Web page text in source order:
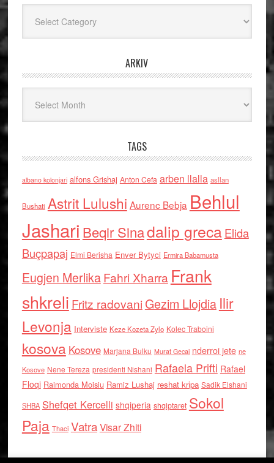
ARKIV
TAGS
albano kolonjari alfons Grishaj Anton Cefa arben llalla asllan
Bushati Astrit Lulushi Aurenc Bebja Behlul
Jashari Beqir Sinadalip grecaElida
Buçpapaj Elmi Berisha Enver Bytyci Ermira Babamusta
Eugjen MerlikaFahri Xharra Frank
shkreli Fritz radovaniGezim Llojdia Ilir
Levonja Interviste Keze Kozeta Zylo Kolec Traboini
kosova Kosove Marjana Bulku Murat Gecaj nderroi jete ne
Kosove Nene Tereza presidenti Nishani Rafaela Prifti Rafael
Floqi Raimonda Moisiu Ramiz Lushaj reshat kripa Sadik Elshani
SHBA Shefqet Kercelli shqiperia shqiptaret Sokol
Paja Thaci VatraVisar Zhiti